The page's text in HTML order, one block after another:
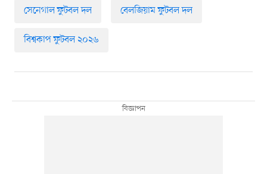
সেনেগাল ফুটবল দল বেলজিয়াম ফুটবল দল
বিশ্বকাপ ফুটবল ২০২৬